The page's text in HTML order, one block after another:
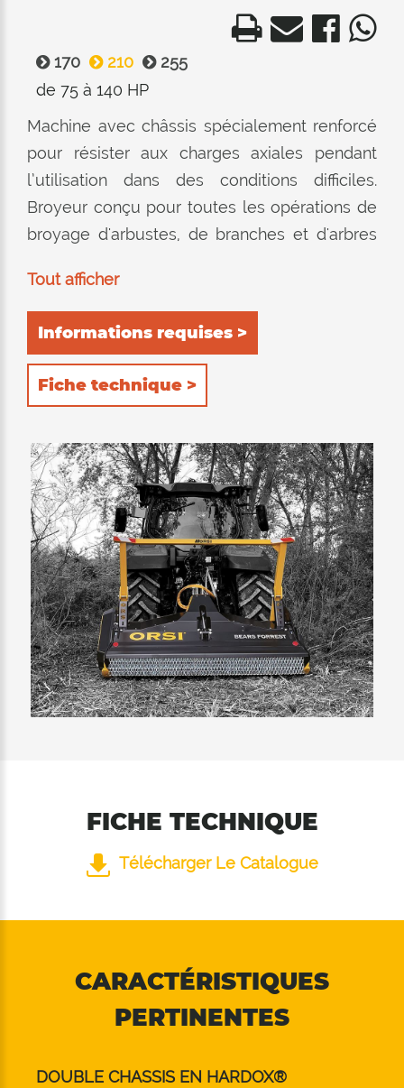
170 210
255
de 75 à 140 HP
Machine avec châssis spécialement renforcé
pour résister aux charges axiales pendant
l’utilisation dans des conditions difficiles.
Broyeur conçu pour toutes les opérations de
broyage d'arbustes, de branches et d'arbres
octogonal de type forestier à marteaux forgés
escamotables. Equipée de patins boulonnés
réglables et interchangeables, de deux
rangées de contre-couteaux qui garantissent
un broyage fin et homogène d’un réglage
protégés et d’un double châssis HARDOX
fermé pour éviter l’accumulation de
poussière. Double rangée de chaînes vissées
limitant les projections des matériaux broyés
pour garantir la sécurité. Rabatteur de
branches pour la protection du tracteur et
l’acheminement de la matière dans le rotor.
Outils à double tranchant réversibles pour
une utilisation plus longue.
Tout afficher
Informations requises >
Fiche technique >
FICHE TECHNIQUE
Télécharger Le Catalogue
CARACTÉRISTIQUES
PERTINENTES
DOUBLE CHASSIS EN HARDOX®